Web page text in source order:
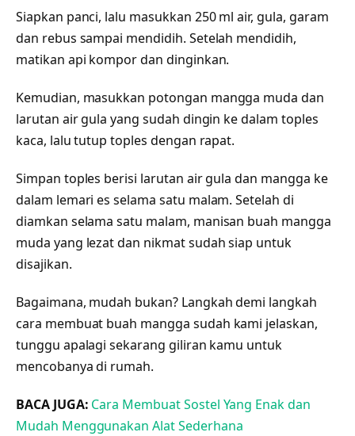
Siapkan panci, lalu masukkan 250 ml air, gula, garam
dan rebus sampai mendidih. Setelah mendidih,
matikan api kompor dan dinginkan.
Kemudian, masukkan potongan mangga muda dan
larutan air gula yang sudah dingin ke dalam toples
kaca, lalu tutup toples dengan rapat.
Simpan toples berisi larutan air gula dan mangga ke
dalam lemari es selama satu malam. Setelah di
diamkan selama satu malam, manisan buah mangga
muda yang lezat dan nikmat sudah siap untuk
disajikan.
Bagaimana, mudah bukan? Langkah demi langkah
cara membuat buah mangga sudah kami jelaskan,
tunggu apalagi sekarang giliran kamu untuk
mencobanya di rumah.
BACA JUGA: Cara Membuat Sostel Yang Enak dan
Mudah Menggunakan Alat Sederhana